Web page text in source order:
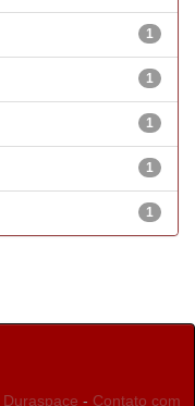
1
1
1
1
1
Duraspace - Contato com